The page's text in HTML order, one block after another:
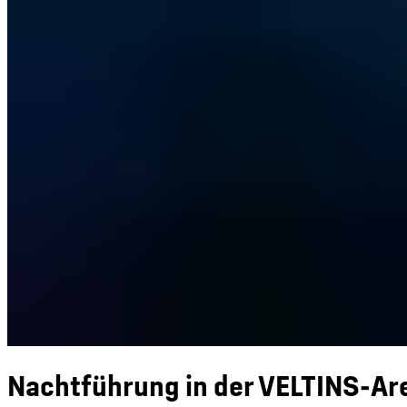
Nachtführung in der VELTINS-